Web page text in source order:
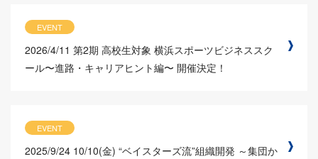
EVENT
2026/4/11 第2期 高校生対象 横浜スポーツビジネススク
ール〜進路・キャリアヒント編〜 開催決定！
EVENT
2025/9/24 10/10(金) “ベイスターズ流”組織開発 ～集団か